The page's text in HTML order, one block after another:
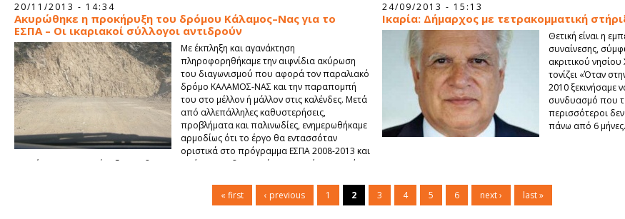
20/11/2013 - 14:34
Ακυρώθηκε η προκήρυξη του δρόμου Κάλαμος–Νας για το
ΕΣΠΑ – Οι ικαριακοί σύλλογοι αντιδρούν
Με έκπληξη και αγανάκτηση
πληροφορηθήκαμε την αιφνίδια ακύρωση
του διαγωνισμού που αφορά τον παραλιακό
δρόμο ΚΑΛΑΜΟΣ-ΝΑΣ και την παραπομπή
του στο μέλλον ή μάλλον στις καλένδες. Μετά
από αλλεπάλληλες καθυστερήσεις,
προβλήματα και παλινωδίες, ενημερωθήκαμε
αρμοδίως ότι το έργο θα εντασσόταν
οριστικά στο πρόγραμμα ΕΣΠΑ 2008-2013 και
αναμέναμε την προκήρυξη του διαγωνισμού και την δημοπράτηση του έργου εντός
24/09/2013 - 15:13
Ικαρία: Δήμαρχος με τετρακομματική
Θετική είναι η
συναίνεσης,
ακριτικού
τονίζει «Όταν
2010 ξεκινήσαμε
συνδυασμό που
περισσότεροι
πάνω από 6 μήνες.
« first ‹ previous 1 2 3 4 5 6 next › last »